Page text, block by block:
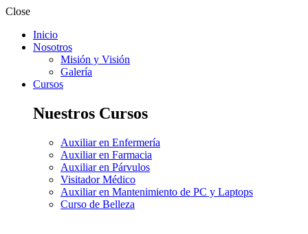
Close
Inicio
Nosotros
Misión y Visión
Galería
Cursos
Nuestros Cursos
Auxiliar en Enfermería
Auxiliar en Farmacia
Auxiliar en Párvulos
Visitador Médico
Auxiliar en Mantenimiento de PC y Laptops
Curso de Belleza